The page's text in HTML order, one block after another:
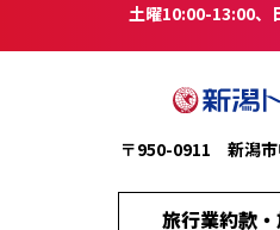
土曜10:00-13:00、
〒950-0911 新潟市
旅行業約款